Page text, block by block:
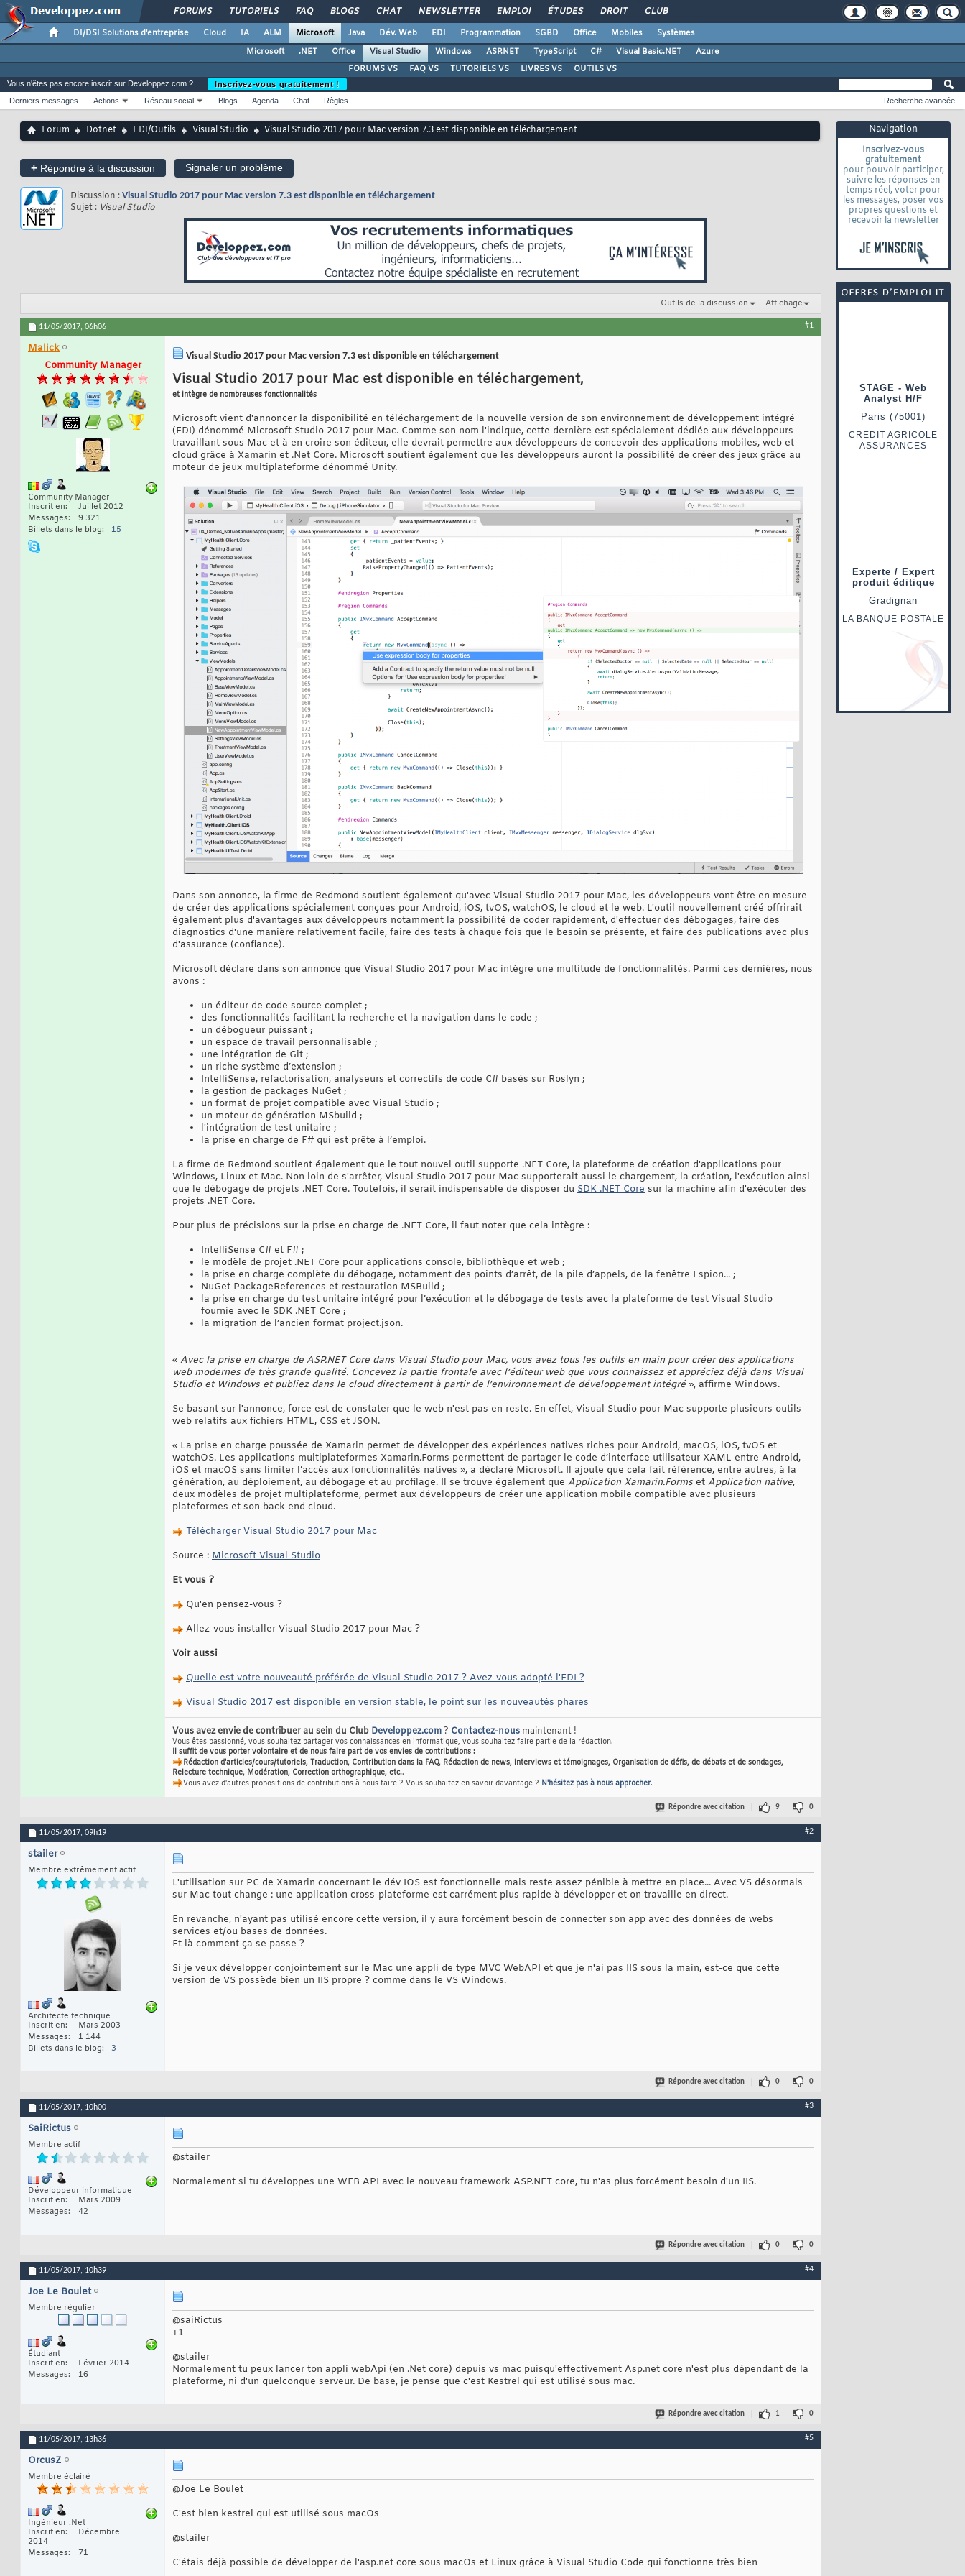
FORUMS TUTORIELS FAQ BLOGS CHAT NEWSLETTER EMPLOI ÉTUDES DROIT CLUB
DI/DSI Solutions d'entreprise Cloud IA ALM Microsoft Java Dév. Web EDI Programmation SGBD Office Mobiles
Systèmes
Microsoft
.NET Office Visual Studio Windows ASP.NET TypeScript C# Visual Basic.NET
Azure
FORUMS VS
FAQ VS TUTORIELS VS LIVRES VS OUTILS VS
Navigation
Inscrivez-vous
gratuitement
pour pouvoir participer,
suivre les réponses en
temps réel, voter pour
les messages, poser vos
propres questions et
recevoir la newsletter
Vous n'êtes pas encore inscrit sur Developpez.com ?
Inscrivez-vous gratuitement !
Derniers messages
Actions Réseau social Blogs Agenda Chat Règles Recherche avancée
Forum Dotnet EDI/Outils Visual Studio Visual Studio 2017 pour Mac version 7.3 est disponible en téléchargement
+ Répondre à la discussion Signaler un problème
Discussion : Visual Studio 2017 pour Mac version 7.3 est disponible en téléchargement
Sujet : Visual Studio
Outils de la discussion Affichage
11/05/2017, 06h06 #1
Malick
Community Manager
Community Manager
Inscrit en
Juillet 2012
Messages
9 321
Billets dans le blog
15
Visual Studio 2017 pour Mac version 7.3 est disponible en téléchargement
Visual Studio 2017 pour Mac est disponible en téléchargement,
et intègre de nombreuses fonctionnalités
Microsoft vient d'annoncer la disponibilité en téléchargement de la nouvelle version de son environnement de développement intégré
(EDI) dénommé Microsoft Studio 2017 pour Mac. Comme son nom l'indique, cette dernière est spécialement dédiée aux développeurs
travaillant sous Mac et à en croire son éditeur, elle devrait permettre aux développeurs de concevoir des applications mobiles, web et
cloud grâce à Xamarin et .Net Core. Microsoft soutient également que les développeurs auront la possibilité de créer des jeux grâce au
moteur de jeux multiplateforme dénommé Unity.
Dans son annonce, la firme de Redmond soutient également qu'avec Visual Studio 2017 pour Mac, les développeurs vont être en mesure
de créer des applications spécialement conçues pour Android, iOS, tvOS, watchOS, le cloud et le web. L'outil nouvellement créé offrirait
également plus d'avantages aux développeurs notamment la possibilité de coder rapidement, d'effectuer des débogages, faire des
diagnostics d'une manière relativement facile, faire des tests à chaque fois que le besoin se présente, et faire des publications avec plus
d'assurance (confiance).
Microsoft déclare dans son annonce que Visual Studio 2017 pour Mac intègre une multitude de fonctionnalités. Parmi ces dernières, nous
avons :
un éditeur de code source complet ;
des fonctionnalités facilitant la recherche et la navigation dans le code ;
un débogueur puissant ;
un espace de travail personnalisable ;
une intégration de Git ;
un riche système d’extension ;
IntelliSense, refactorisation, analyseurs et correctifs de code C# basés sur Roslyn ;
la gestion de packages NuGet ;
un format de projet compatible avec Visual Studio ;
un moteur de génération MSbuild ;
l'intégration de test unitaire ;
la prise en charge de F# qui est prête à l’emploi.
La firme de Redmond soutient également que le tout nouvel outil supporte .NET Core, la plateforme de création d'applications pour
Windows, Linux et Mac. Non loin de s'arrêter, Visual Studio 2017 pour Mac supporterait aussi le chargement, la création, l'exécution ainsi
que le débogage de projets .NET Core. Toutefois, il serait indispensable de disposer du SDK .NET Core sur la machine afin d'exécuter des
projets .NET Core.
Pour plus de précisions sur la prise en charge de .NET Core, il faut noter que cela intègre :
IntelliSense C# et F# ;
le modèle de projet .NET Core pour applications console, bibliothèque et web ;
la prise en charge complète du débogage, notamment des points d’arrêt, de la pile d’appels, de la fenêtre Espion... ;
NuGet PackageReferences et restauration MSBuild ;
la prise en charge du test unitaire intégré pour l’exécution et le débogage de tests avec la plateforme de test Visual Studio
fournie avec le SDK .NET Core ;
la migration de l’ancien format project.json.
« Avec la prise en charge de ASP.NET Core dans Visual Studio pour Mac, vous avez tous les outils en main pour créer des applications
web modernes de très grande qualité. Concevez la partie frontale avec l’éditeur web que vous connaissez et appréciez déjà dans Visual
Studio et Windows et publiez dans le cloud directement à partir de l’environnement de développement intégré», affirme Windows.
Se basant sur l'annonce, force est de constater que le web n'est pas en reste. En effet, Visual Studio pour Mac supporte plusieurs outils
web relatifs aux fichiers HTML, CSS et JSON.
« La prise en charge poussée de Xamarin permet de développer des expériences natives riches pour Android, macOS, iOS, tvOS et
watchOS. Les applications multiplateformes Xamarin.Forms permettent de partager le code d’interface utilisateur XAML entre Android,
iOS et macOS sans limiter l’accès aux fonctionnalités natives », a déclaré Microsoft. Il ajoute que cela fait référence, entre autres, à la
génération, au déploiement, au débogage et au profilage. Il se trouve également que Application Xamarin.Forms et Application native,
deux modèles de projet multiplateforme, permet aux développeurs de créer une application mobile compatible avec plusieurs
plateformes et son back-end cloud.
Télécharger Visual Studio 2017 pour Mac
Source : Microsoft Visual Studio
Et vous ?
Qu'en pensez-vous ?
Allez-vous installer Visual Studio 2017 pour Mac ?
Voir aussi
Quelle est votre nouveauté préférée de Visual Studio 2017 ? Avez-vous adopté l'EDI ?
Visual Studio 2017 est disponible en version stable, le point sur les nouveautés phares
Vous avez envie de contribuer au sein du Club Developpez.com? Contactez-nous maintenant !
Vous êtes passionné, vous souhaitez partager vos connaissances en informatique, vous souhaitez faire partie de la rédaction.
Il suffit de vous porter volontaire et de nous faire part de vos envies de contributions :
Rédaction d'articles/cours/tutoriels, Traduction, Contribution dans la FAQ, Rédaction de news, interviews et témoignages, Organisation de défis, de débats et de sondages,
Relecture technique, Modération, Correction orthographique, etc..
Vous avez d'autres propositions de contributions à nous faire ? Vous souhaitez en savoir davantage ? N'hésitez pas à nous approcher.
Répondre avec citation 9 0
11/05/2017, 09h19 #2
stailer
Membre extrêmement actif
Architecte technique
Inscrit en
Mars 2003
Messages
1 144
Billets dans le blog
3
L'utilisation sur PC de Xamarin concernant le dév IOS est fonctionnelle mais reste assez pénible à mettre en place... Avec VS désormais
sur Mac tout change : une application cross-plateforme est carrément plus rapide à développer et on travaille en direct.
En revanche, n'ayant pas utilisé encore cette version, il y aura forcément besoin de connecter son app avec des données de webs
services et/ou bases de données.
Et là comment ça se passe ?
Si je veux développer conjointement sur le Mac une appli de type MVC WebAPI et que je n'ai pas IIS sous la main, est-ce que cette
version de VS possède bien un IIS propre ? comme dans le VS Windows.
Répondre avec citation 0 0
11/05/2017, 10h00 #3
SaiRictus
Membre actif
Développeur informatique
Inscrit en
Mars 2009
Messages
42
@stailer
Normalement si tu développes une WEB API avec le nouveau framework ASP.NET core, tu n'as plus forcément besoin d'un IIS.
Répondre avec citation 0 0
11/05/2017, 10h39 #4
Joe Le Boulet
Membre régulier
Étudiant
Inscrit en
Février 2014
Messages
16
@saiRictus
+1
@stailer
Normalement tu peux lancer ton appli webApi (en .Net core) depuis vs mac puisqu'effectivement Asp.net core n'est plus dépendant de la
plateforme, ni d'un quelconque serveur. De base, je pense que c'est Kestrel qui est utilisé sous mac.
Répondre avec citation 1 0
11/05/2017, 13h36 #5
OrcusZ
Membre éclairé
Ingénieur .Net
Inscrit en
Décembre
2014
Messages
71
@Joe Le Boulet
C'est bien kestrel qui est utilisé sous macOs
@stailer
C'étais déjà possible de développer de l'asp.net core sous macOs et Linux grâce à Visual Studio Code qui fonctionne très bien